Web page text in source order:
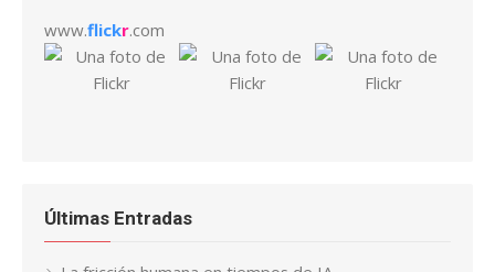
www.flickr.com
Últimas Entradas